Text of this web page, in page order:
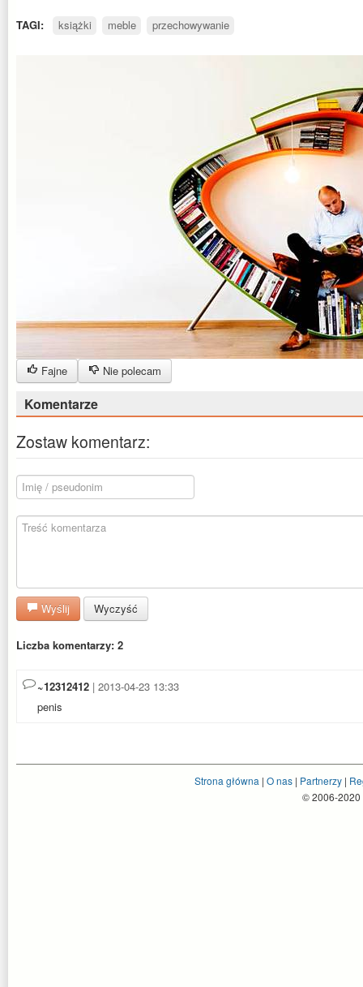
TAGI: książki meble przechowywanie
Fajne Nie polecam
Komentarze
Zostaw komentarz:
Wyślij Wyczyść
Liczba komentarzy: 2
~12312412 | 2013-04-23 13:33
penis
Strona główna | O nas| Partnerzy|
© 2006-2020